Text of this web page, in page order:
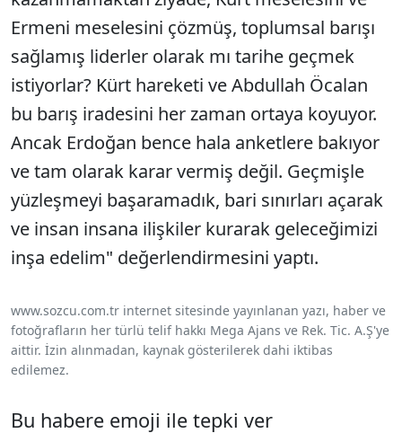
Ermeni meselesini çözmüş, toplumsal barışı
sağlamış liderler olarak mı tarihe geçmek
istiyorlar? Kürt hareketi ve Abdullah Öcalan
bu barış iradesini her zaman ortaya koyuyor.
Ancak Erdoğan bence hala anketlere bakıyor
ve tam olarak karar vermiş değil. Geçmişle
yüzleşmeyi başaramadık, bari sınırları açarak
ve insan insana ilişkiler kurarak geleceğimizi
inşa edelim" değerlendirmesini yaptı.
www.sozcu.com.tr internet sitesinde yayınlanan yazı, haber ve
fotoğrafların her türlü telif hakkı Mega Ajans ve Rek. Tic. A.Ş'ye
aittir. İzin alınmadan, kaynak gösterilerek dahi iktibas
edilemez.
Bu habere emoji ile tepki ver